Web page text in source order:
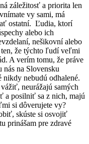
záležitosť a priorita len
vy sami, má
ostatní. Ľudia, ktorí
alebo ich
nešikovní alebo
ten, že týchto ľudí veľmi
A verím tomu, že práve
na Slovensku
nebudú odhalené.
neurážajú samých
a posilniť sa z nich, majú
si dôverujete vy?
skúste si osvojiť
prinášam pre zdravé